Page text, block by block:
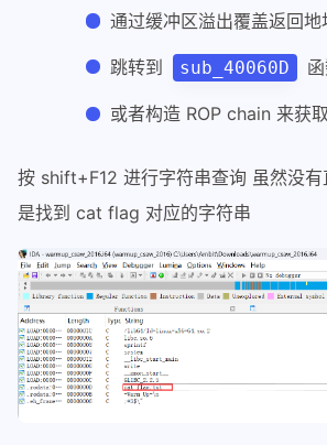
通过缓冲区溢出覆盖返回地
跳转到 sub_40060D
或者构造 ROP chain 来获
按 shift+F12 进行字符串查询 虽然没
是找到 cat flag 对应的字符串